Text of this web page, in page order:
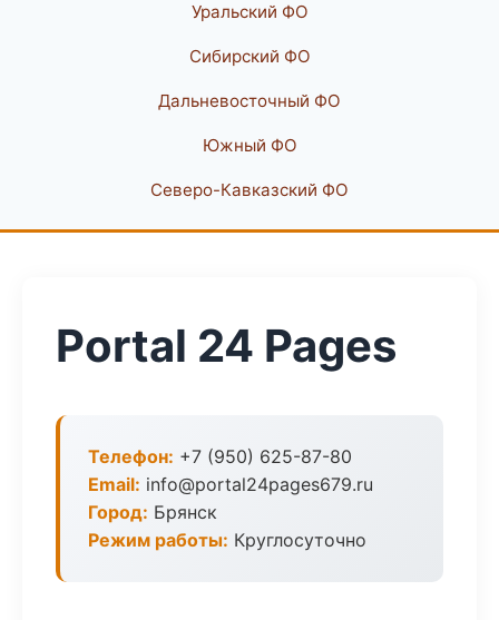
Уральский ФО
Сибирский ФО
Дальневосточный ФО
Южный ФО
Северо-Кавказский ФО
Portal 24 Pages
Телефон: +7 (950) 625-87-80
Email: info@portal24pages679.ru
Город: Брянск
Режим работы: Круглосуточно